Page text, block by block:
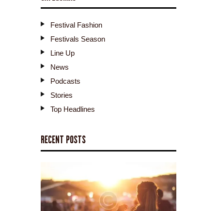
Festival Fashion
Festivals Season
Line Up
News
Podcasts
Stories
Top Headlines
RECENT POSTS